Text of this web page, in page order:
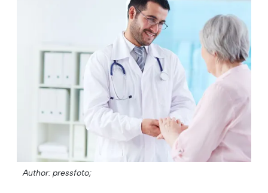
Author: pressfoto;